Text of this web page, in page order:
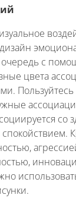
с
цвета
Пользуйтесь
со
спокойствием.